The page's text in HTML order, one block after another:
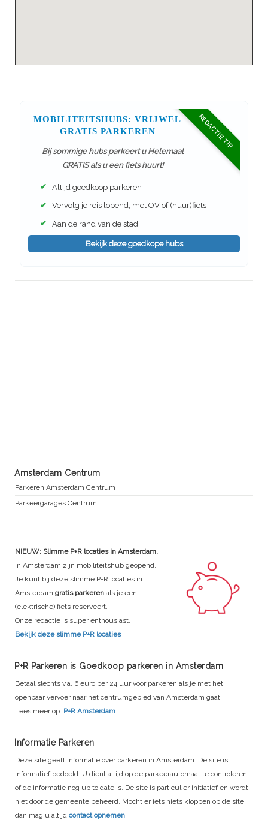
REDACTIE TIP
MOBILITEITSHUBS: VRIJWEL
GRATIS PARKEREN
Bij sommige hubs parkeert u Helemaal
GRATIS als u een fiets huurt!
✔ Altijd goedkoop parkeren
✔ Vervolg je reis lopend, met OV of (huur)fiets
✔ Aan de rand van de stad.
Bekijk deze goedkope hubs
Amsterdam Centrum
Parkeren Amsterdam Centrum
Parkeergarages Centrum
NIEUW: Slimme P+R locaties in Amsterdam.
In Amsterdam zijn mobiliteitshub geopend.
Je kunt bij deze slimme P+R locaties in
Amsterdam gratis parkeren als je een
(elektrische) fiets reserveert.
Onze redactie is super enthousiast.
Bekijk deze slimme P+R locaties
P+R Parkeren is Goedkoop parkeren in Amsterdam
Betaal slechts v.a. 6 euro per 24 uur voor parkeren als je met het
openbaar vervoer naar het centrumgebied van Amsterdam gaat.
Lees meer op: P+R Amsterdam
Informatie Parkeren
Deze site geeft informatie over parkeren in Amsterdam. De site is
informatief bedoeld. U dient altijd op de parkeerautomaat te controleren
of de informatie nog up to date is. De site is particulier initiatief en wordt
niet door de gemeente beheerd. Mocht er iets niets kloppen op de site
dan mag u altijd contact opnemen.